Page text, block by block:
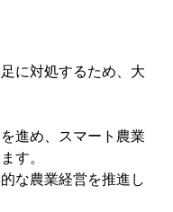
に対処するため、大
進め、スマート農業
す。
な農業経営を推進し